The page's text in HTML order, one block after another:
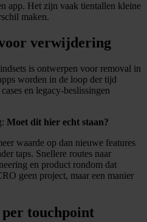
app. Het zijn vaak tientallen kleine
maken.
verwijdering
is ontwerpen voor removal in
worden in de loop der tijd
en legacy-beslissingen
Moet dit hier echt staan?
waarde op dan nieuwe features
taps. Snellere routes naar
en product rondom dat
geen project, maar een manier
touchpoint